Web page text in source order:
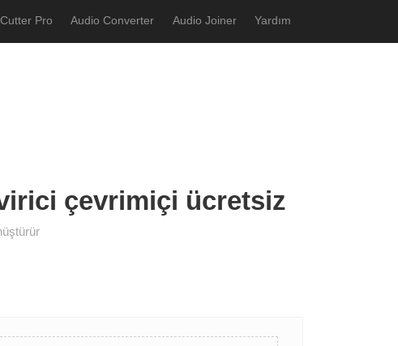
Pro Audio Converter Audio Joiner Yardım
çevrimiçi ücretsiz